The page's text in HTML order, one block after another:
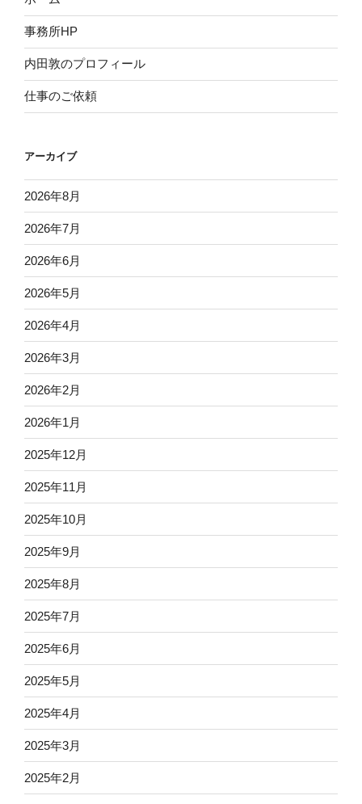
事務所HP
内田敦のプロフィール
仕事のご依頼
アーカイブ
2026年8月
2026年7月
2026年6月
2026年5月
2026年4月
2026年3月
2026年2月
2026年1月
2025年12月
2025年11月
2025年10月
2025年9月
2025年8月
2025年7月
2025年6月
2025年5月
2025年4月
2025年3月
2025年2月